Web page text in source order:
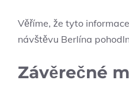
Věříme, že tyto
návštěvu Berlína
Závěrečné